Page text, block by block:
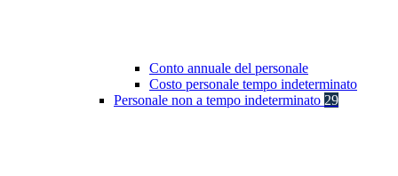
Conto annuale del personale
Costo personale tempo indeterminato
Personale non a tempo indeterminato 29